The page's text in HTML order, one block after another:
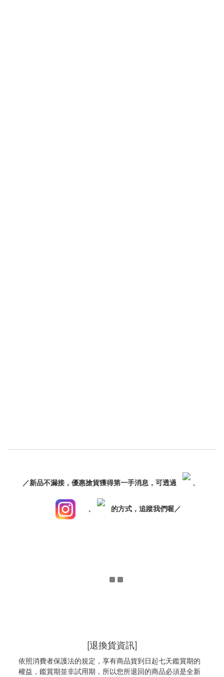
／新品不漏接，優惠搶貨獲得第一手消息，可透過 、
、 的方式，追蹤我們喔／
[退換貨資訊]
依照消費者保護法的規定，享有商品貨到日起七天鑑賞期的
權益，鑑賞期並非試用期，所以您所退回的商品必須是全新